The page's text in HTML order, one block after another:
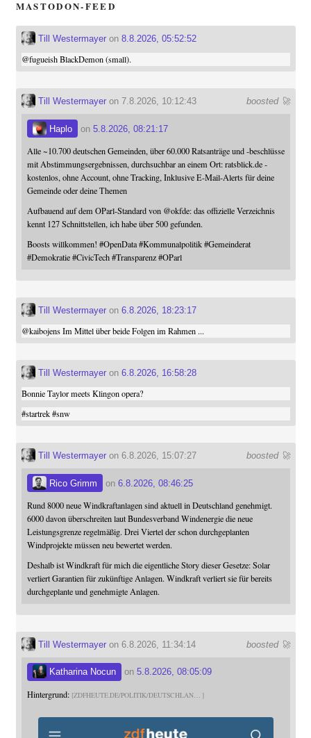
MASTODON-FEED
Till Westermayeron 8.8.2026, 05:52:52
@fugueishBlackDemon (small).
boosted 🚀
Till Westermayeron 7.8.2026, 10:12:43
Haplo on 5.8.2026, 08:21:17
Alle ~10.700 deutschen Gemeinden, über 60.000 Ratsanträge und -beschlüsse
mit Abstimmungsergebnissen, durchsuchbar an einem Ort: ratsblick.de -
kostenlos, ohne Account, ohne Tracking, Inklusive E-Mail-Alerts für deine
Gemeinde oder deine Themen
Aufbauend auf dem OParl-Standard von @okfde: das offizielle Verzeichnis
kennt 127 Schnittstellen, ich habe über 500 gefunden.
Boosts willkommen! #OpenData #Kommunalpolitik #Gemeinderat
#Demokratie #CivicTech #Transparenz #OParl
Till Westermayeron 6.8.2026, 18:23:17
@kaibojensIm Mittel über beide Folgen im Rahmen ...
Till Westermayeron 6.8.2026, 16:58:28
Bonnie Taylor meets Klingon opera?
#startrek #snw
boosted 🚀
Till Westermayeron 6.8.2026, 15:07:27
Rico Grimm on 6.8.2026, 08:46:25
Rund 8000 neue Windkraftanlagen sind aktuell in Deutschland genehmigt.
6000 davon überschreiten laut Bundesverband Windenergie die neue
Leistungsgrenze regelmäßig. Drei Viertel der schon durchgeplanten
Windprojekte müssen neu bewertet werden.
Deshalb ist Windkraft für mich die eigentliche Story dieser Gesetze: Solar
verliert Garantien für zukünftige Anlagen. Windkraft verliert sie für bereits
durchgeplante und genehmigte Anlagen.
boosted 🚀
Till Westermayeron 6.8.2026, 11:34:14
Katharina Nocun on 5.8.2026, 08:05:09
Hintergrund: ZDFHEUTE.DE/POLITIK/DEUTSCHLAN